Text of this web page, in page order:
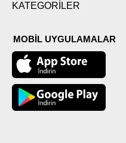
KATEGORİLER
MOBİL UYGULAMALAR